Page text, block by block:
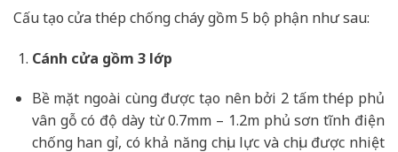
Cấu tạo cửa thép chống cháy gồm 5 bộ phận như sau:
Cánh cửa gồm 3 lớp
Bề mặt ngoài cùng được tạo nên bởi 2 tấm thép phủ
vân gỗ có độ dày từ 0.7mm – 1.2m phủ sơn tĩnh điện
chống han gỉ, có khả năng chịu lực và chịu được nhiệt